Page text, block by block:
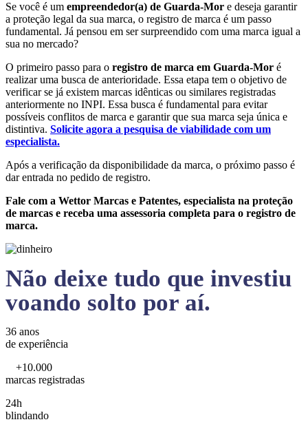
Se você é um empreendedor(a) de Guarda-Mor e deseja garantir
a proteção legal da sua marca, o registro de marca é um passo
fundamental. Já pensou em ser surpreendido com uma marca igual a
sua no mercado?
O primeiro passo para o registro de marca em Guarda-Mor é
realizar uma busca de anterioridade. Essa etapa tem o objetivo de
verificar se já existem marcas idênticas ou similares registradas
anteriormente no INPI. Essa busca é fundamental para evitar
possíveis conflitos de marca e garantir que sua marca seja única e
distintiva. Solicite agora a pesquisa de viabilidade com um
especialista.
Após a verificação da disponibilidade da marca, o próximo passo é
dar entrada no pedido de registro.
Fale com a Wettor Marcas e Patentes, especialista na proteção
de marcas e receba uma assessoria completa para o registro de
marca.
Não deixe tudo que investiu
voando solto por aí.
36 anos
de experiência
+10.000
marcas registradas
24h
blindando